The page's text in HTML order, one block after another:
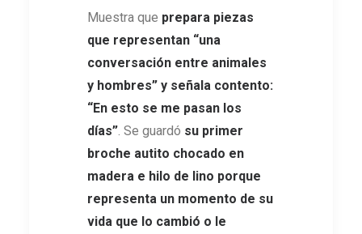
Muestra que prepara piezas
que representan “una
conversación entre animales
y hombres” y señala contento:
“En esto se me pasan los
días”. Se guardó su primer
broche autito chocado en
madera e hilo de lino porque
representa un momento de su
vida que lo cambió o le